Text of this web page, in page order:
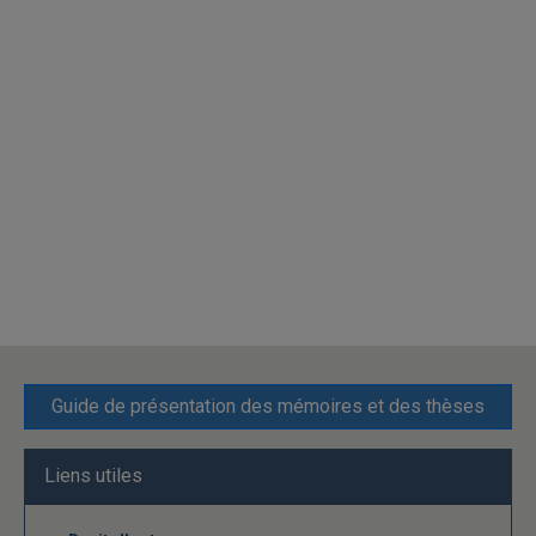
Guide de présentation des mémoires et des thèses
Liens utiles